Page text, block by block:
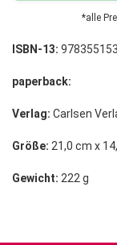
*alle
ISBN-13:
paperback:
Verlag: Carlsen
Größe: 21,0 cm x
Gewicht: 222 g